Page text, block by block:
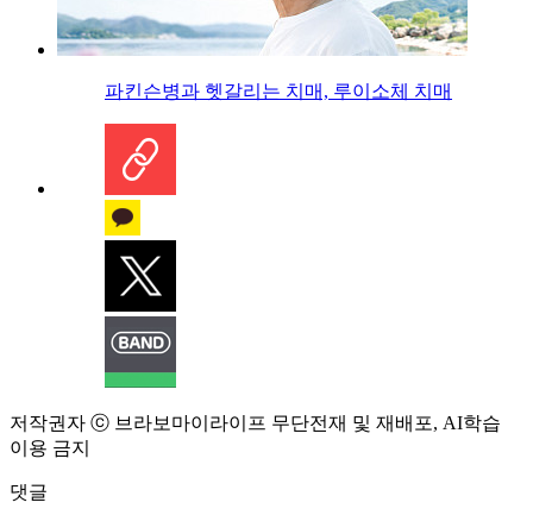
파킨슨병과 헷갈리는 치매, 루이소체 치매
저작권자 ⓒ 브라보마이라이프 무단전재 및 재배포, AI학습
이용 금지
댓글